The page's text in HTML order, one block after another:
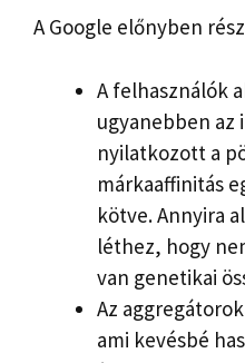
A Google előnyben
A felhasználók
ugyanebben az
nyilatkozott a
márkaaffinitás
kötve. Annyira
léthez, hogy
van genetikai
Az
ami kevésbé